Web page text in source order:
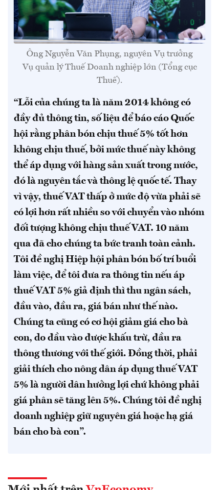
Ông Nguyễn Văn Phụng, nguyên Vụ trưởng
Vụ quản lý Thuế Doanh nghiệp lớn (Tổng cục
Thuế).
“Lỗi của chúng ta là năm 2014 không có
đầy đủ thông tin, số liệu để báo cáo Quốc
hội rằng phân bón chịu thuế 5% tốt hơn
không chịu thuế, bởi mức thuế này không
thể áp dụng với hàng sản xuất trong nước,
đó là nguyên tắc và thông lệ quốc tế. Thay
vì vậy, thuế VAT thấp ở mức độ vừa phải sẽ
có lợi hơn rất nhiều so với chuyển vào nhóm
đối tượng không chịu thuế VAT. 10 năm
qua đã cho chúng ta bức tranh toàn cảnh.
Tôi đề nghị Hiệp hội phân bón bố trí buổi
làm việc, để tôi đưa ra thông tin nếu áp
thuế VAT 5% giả định thì thu ngân sách,
đầu vào, đầu ra, giá bán như thế nào.
Chúng ta cũng có cơ hội giảm giá cho bà
con, do đầu vào được khấu trừ, đầu ra
thông thương với thế giới. Đồng thời, phải
giải thích cho nông dân áp dụng thuế VAT
5% là người dân hưởng lợi chứ không phải
giá phân sẽ tăng lên 5%. Chúng tôi đề nghị
doanh nghiệp giữ nguyên giá hoặc hạ giá
bán cho bà con”.